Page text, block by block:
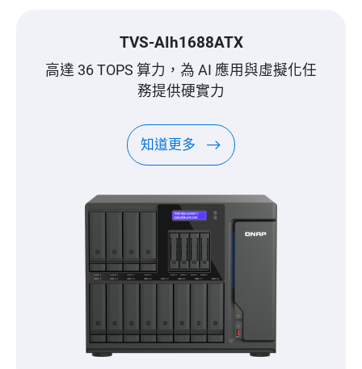
TVS-AIh1688ATX
高達 36 TOPS 算力，為 AI 應用與虛擬化任
務提供硬實力
知道更多